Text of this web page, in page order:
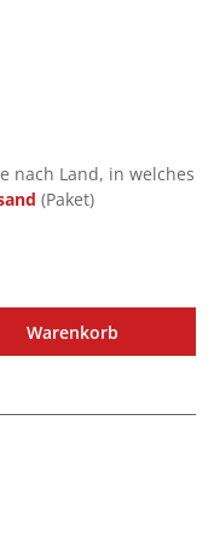
nach Land, in welches
(Paket)
Warenkorb